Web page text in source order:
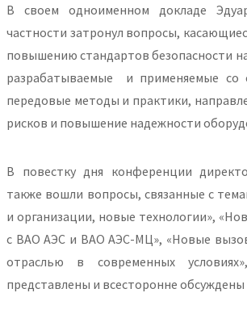
В своем одноименном докладе
частности затронул вопросы,
повышению стандартов безопасности
разрабатываемые и применяемые
передовые методы и практики,
рисков и повышение надежности
В повестку дня конференции
также вошли вопросы, связанные с
и организации, новые технологии»,
с ВАО АЭС и ВАО АЭС-МЦ», «Новые
отраслью в современных
представлены и всесторонне обсуждены